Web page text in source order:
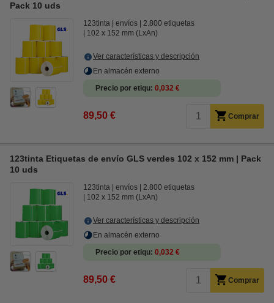
Pack 10 uds
123tinta envíos
2.800 etiquetas
102 x 152 mm (LxAn)
Ver características y descripción
En almacén externo
Precio por etiqu 0,032 €
89,50 € Comprar
123tinta Etiquetas de envío GLS verdes 102 x 152 mm | Pack
10 uds
123tinta envíos
2.800 etiquetas
102 x 152 mm (LxAn)
Ver características y descripción
En almacén externo
Precio por etiqu 0,032 €
89,50 € Comprar